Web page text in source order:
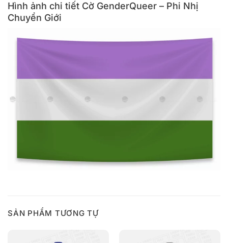
Hình ảnh chi tiết Cờ GenderQueer – Phi Nhị
Chuyển Giới
SẢN PHẨM TƯƠNG TỰ